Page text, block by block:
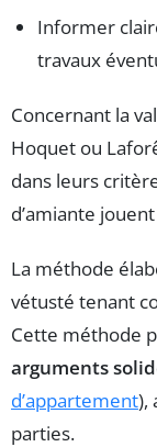
Informer
travaux
Concernant la
Hoquet ou
dans leurs
d’amiante
La méthode
vétusté tenant
Cette méthode
arguments
d’appartement),
parties.